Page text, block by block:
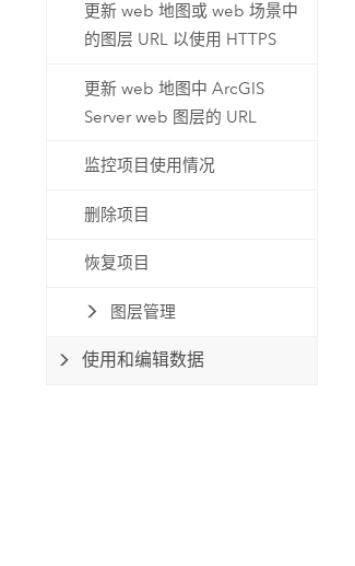
更新 web 地图或 web 场景中
的图层 URL 以使用 HTTPS
更新 web 地图中 ArcGIS
Server web 图层的 URL
监控项目使用情况
删除项目
恢复项目
图层管理
使用和编辑数据